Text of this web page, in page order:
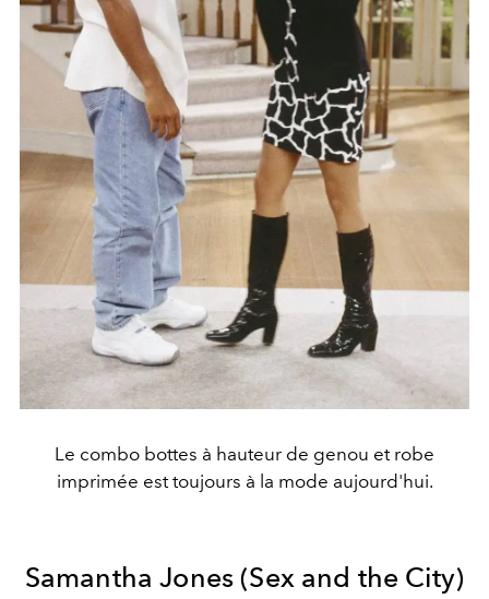
Le combo bottes à hauteur de genou et robe
imprimée est toujours à la mode aujourd'hui.
Samantha Jones (Sex and the City)